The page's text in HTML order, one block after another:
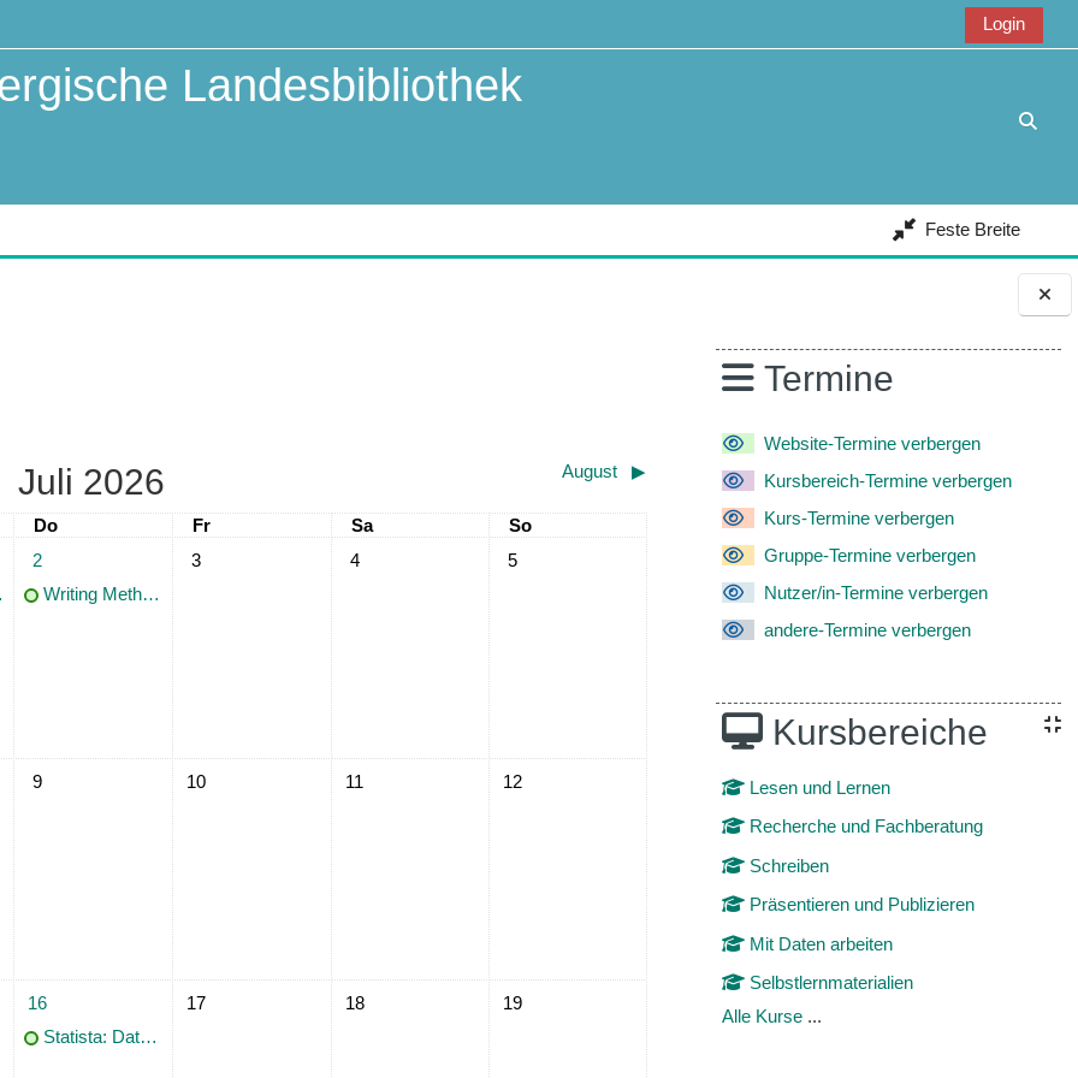
BlöckeTermine
Website-Termine verbergen
Kursbereich-Termine verbergen
Kurs-Termine verbergen
Gruppe-Termine verbergen
Nutzer/in-Termine verbergen
andere-Termine verbergen
Kursbereiche
Lesen und Lernen
Recherche und Fachberatung
Schreiben
Präsentieren und Publizieren
Mit Daten arbeiten
Selbstlernmaterialien
Alle Kurse ...
Login
Landesbibliothek
Feste Breite
Juli 2026 August ▶︎
Donnerstag
Do Freitag
Fr Samstag
Sa Sonntag
So
1. Juli
1 Termin, Donnerstag, 2. Juli
2
Writing Methodologies and Results Sections of a thesis in English
Keine Termine, Freitag, 3. Juli
3 Keine Termine, Samstag, 4. Juli
4 Keine Termine, Sonntag, 5. Juli
5
8. Juli
Keine Termine, Donnerstag, 9. Juli
9 Keine Termine, Freitag, 10. Juli
10 Keine Termine, Samstag, 11. Juli
11 Keine Termine, Sonntag, 12. Juli
12
15. Juli
1 Termin, Donnerstag, 16. Juli
16
Statista: Daten finden, analysieren und präsentieren
Keine Termine, Freitag, 17. Juli
17 Keine Termine, Samstag, 18. Juli
18 Keine Termine, Sonntag, 19. Juli
19